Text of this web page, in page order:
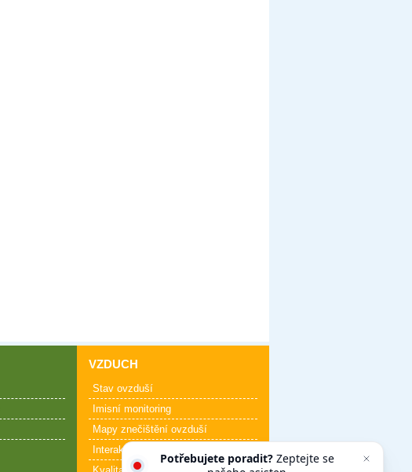
VZDUCH
Stav ovzduší
Imisní monitoring
Mapy znečištění ovzduší
Interaktivní mapa kvality ovzduší
Potřebujete poradit?Zeptejte se